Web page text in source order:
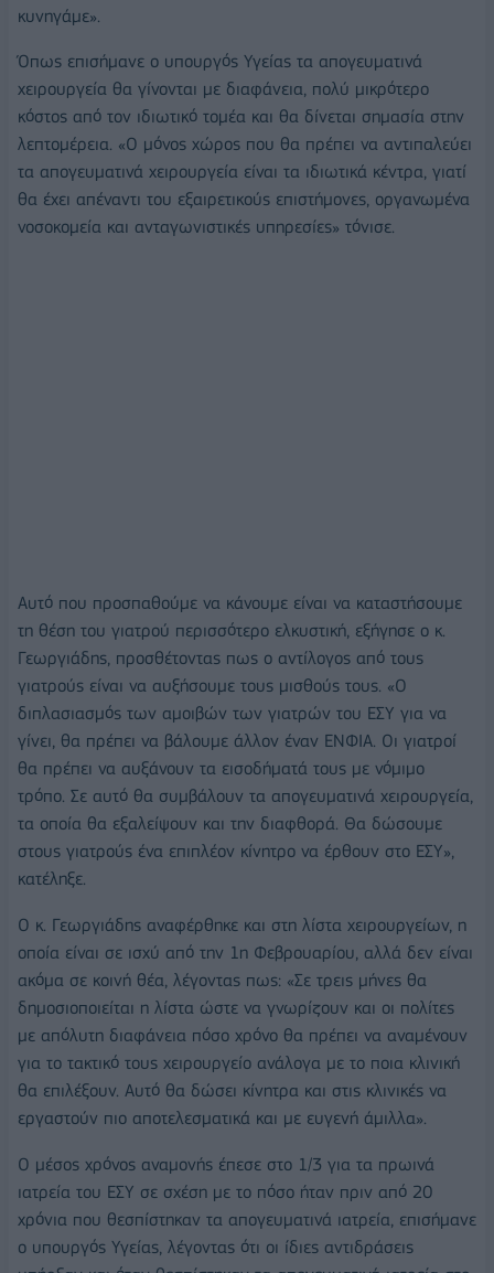
κυνηγάμε».
Όπως επισήμανε ο υπουργός Υγείας τα απογευματινά
χειρουργεία θα γίνονται με διαφάνεια, πολύ μικρότερο
κόστος από τον ιδιωτικό τομέα και θα δίνεται σημασία στην
λεπτομέρεια. «Ο μόνος χώρος που θα πρέπει να αντιπαλεύει
τα απογευματινά χειρουργεία είναι τα ιδιωτικά κέντρα, γιατί
θα έχει απέναντι του εξαιρετικούς επιστήμονες, οργανωμένα
νοσοκομεία και ανταγωνιστικές υπηρεσίες» τόνισε.
Αυτό που προσπαθούμε να κάνουμε είναι να καταστήσουμε
τη θέση του γιατρού περισσότερο ελκυστική, εξήγησε ο κ.
Γεωργιάδης, προσθέτοντας πως ο αντίλογος από τους
γιατρούς είναι να αυξήσουμε τους μισθούς τους. «Ο
διπλασιασμός των αμοιβών των γιατρών του ΕΣΥ για να
γίνει, θα πρέπει να βάλουμε άλλον έναν ΕΝΦΙΑ. Οι γιατροί
θα πρέπει να αυξάνουν τα εισοδήματά τους με νόμιμο
τρόπο. Σε αυτό θα συμβάλουν τα απογευματινά χειρουργεία,
τα οποία θα εξαλείψουν και την διαφθορά. Θα δώσουμε
στους γιατρούς ένα επιπλέον κίνητρο να έρθουν στο ΕΣΥ»,
κατέληξε.
Ο κ. Γεωργιάδης αναφέρθηκε και στη λίστα χειρουργείων, η
οποία είναι σε ισχύ από την 1η Φεβρουαρίου, αλλά δεν είναι
ακόμα σε κοινή θέα, λέγοντας πως: «Σε τρεις μήνες θα
δημοσιοποιείται η λίστα ώστε να γνωρίζουν και οι πολίτες
με απόλυτη διαφάνεια πόσο χρόνο θα πρέπει να αναμένουν
για το τακτικό τους χειρουργείο ανάλογα με το ποια κλινική
θα επιλέξουν. Αυτό θα δώσει κίνητρα και στις κλινικές να
εργαστούν πιο αποτελεσματικά και με ευγενή άμιλλα».
Ο μέσος χρόνος αναμονής έπεσε στο 1/3 για τα πρωινά
ιατρεία του ΕΣΥ σε σχέση με το πόσο ήταν πριν από 20
χρόνια που θεσπίστηκαν τα απογευματινά ιατρεία, επισήμανε
ο υπουργός Υγείας, λέγοντας ότι οι ίδιες αντιδράσεις